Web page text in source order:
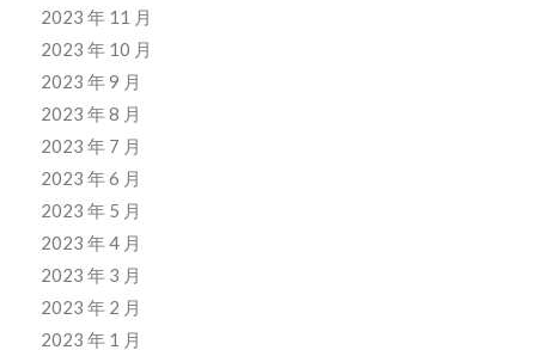
2023 年 11 月
2023 年 10 月
2023 年 9 月
2023 年 8 月
2023 年 7 月
2023 年 6 月
2023 年 5 月
2023 年 4 月
2023 年 3 月
2023 年 2 月
2023 年 1 月